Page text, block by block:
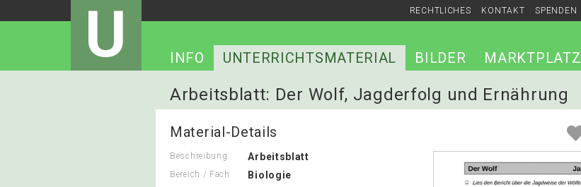
RECHTLICHES KONTAKT SPENDEN
U INFO UNTERRICHTSMATERIAL BILDER MARKTPLATZ
Arbeitsblatt: Der Wolf, Jagderfolg und Ernährung
Material-Details
Beschreibung Arbeitsblatt
Bereich / Fach Biologie